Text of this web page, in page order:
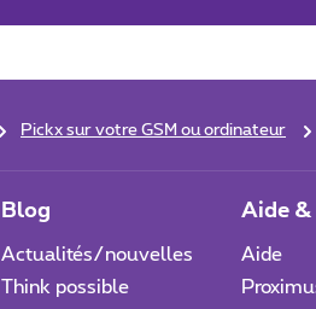
Pickx sur votre GSM ou ordinateur
Blog
Actualités/nouvelles
Think possible
Aide &
Aide